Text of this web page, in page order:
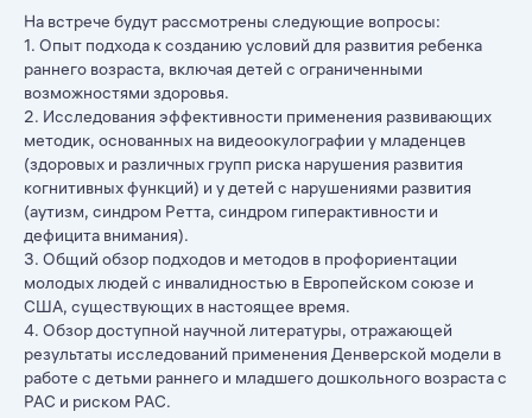
На встрече будут рассмотрены следующие вопросы:
1. Опыт подхода к созданию условий для развития ребенка
раннего возраста, включая детей с ограниченными
возможностями здоровья.
2. Исследования эффективности применения развивающих
методик, основанных на видеоокулографии у младенцев
(здоровых и различных групп риска нарушения развития
когнитивных функций) и у детей с нарушениями развития
(аутизм, синдром Ретта, синдром гиперактивности и
дефицита внимания).
3. Общий обзор подходов и методов в профориентации
молодых людей с инвалидностью в Европейском союзе и
США, существующих в настоящее время.
4. Обзор доступной научной литературы, отражающей
результаты исследований применения Денверской модели в
работе с детьми раннего и младшего дошкольного возраста с
РАС и риском РАС.